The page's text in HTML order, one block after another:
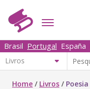
Brasil Portugal España
Home / Livros / Poesia